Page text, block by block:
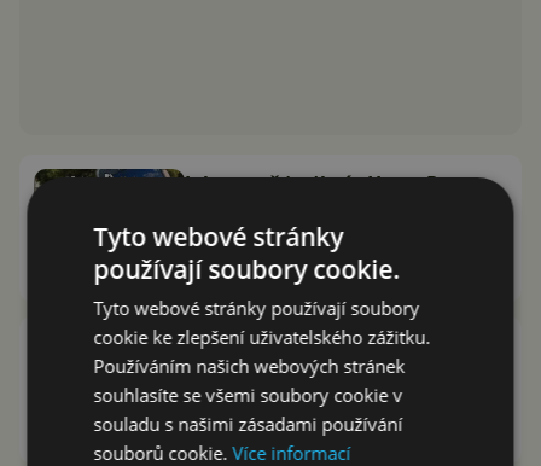
Jak a proč (ne)hrát Harry Potter:
energie
Barbora Koďousková7.7.2019
Hru Harry Potter Wizards Unite si
nyní můžeme oficiálně zahrát i v
ČR
Barbora Koďousková23.6.2019
Tyto webové stránky
používají soubory cookie.
Tyto webové stránky používají soubory
cookie ke zlepšení uživatelského zážitku.
Používáním našich webových stránek
souhlasíte se všemi soubory cookie v
souladu s našimi zásadami používání
souborů cookie.Více informací